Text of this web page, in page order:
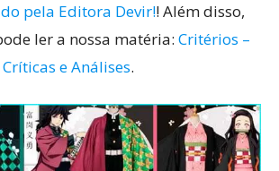
pela Editora Devir!! Além disso,
ler a nossa matéria: Critérios –
e Análises.